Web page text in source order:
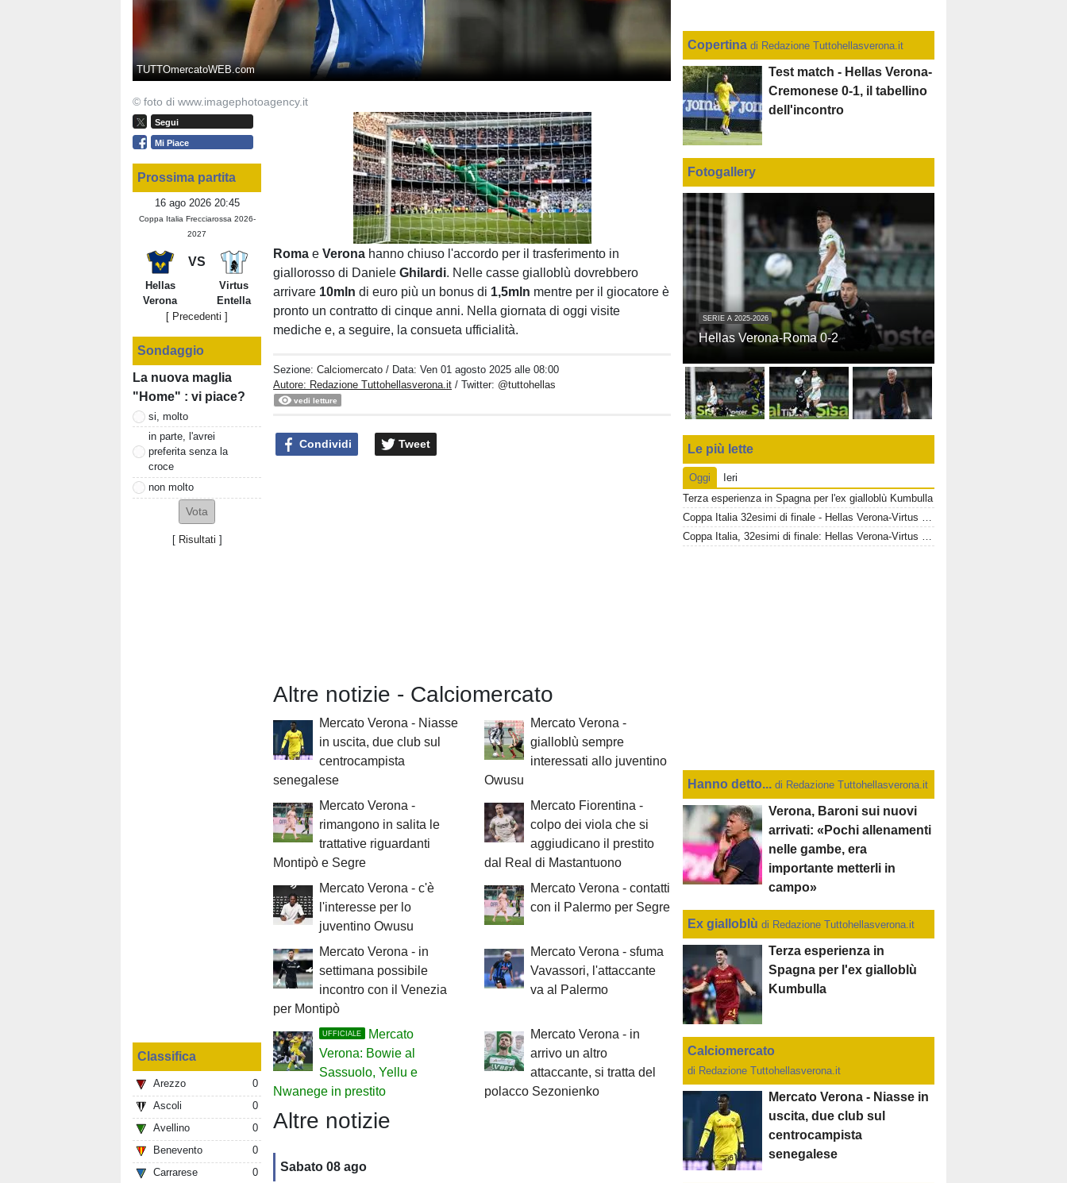
TUTTOmercatoWEB.com
© foto di www.imagephotoagency.it
Segui
Mi Piace
Prossima partita
16 ago 2026 20:45
Coppa Italia Frecciarossa 2026-
2027
VS
Hellas
Verona
Virtus
Entella
[ Precedenti ]
Sondaggio
La nuova maglia
"Home" : vi piace?
si, molto
in parte, l'avrei
preferita senza la
croce
non molto
[ Risultati ]
Classifica
Arezzo
0
Ascoli
0
Avellino
0
Benevento
0
Carrarese
0
Unmute
Loaded:
100.00%
RomaeVerona hanno chiuso l'accordo per il trasferimento in
giallorosso di DanieleGhilardi. Nelle casse gialloblù dovrebbero
arrivare 10mlndi euro più un bonus di 1,5mln mentre per il giocatore è
pronto un contratto di cinque anni. Nella giornata di oggi visite
mediche e, a seguire, la consueta ufficialità.
Sezione:Calciomercato / Data:Ven 01 agosto 2025 alle 08:00
Autore: Redazione Tuttohellasverona.it / Twitter: @tuttohellas
vedi letture
Condividi Tweet
Altre notizie - Calciomercato
Mercato Verona - Niasse
in uscita, due club sul
centrocampista
senegalese
Mercato Verona -
gialloblù sempre
interessati allo juventino
Owusu
Mercato Verona -
rimangono in salita le
trattative riguardanti
Montipò e Segre
Mercato Fiorentina -
colpo dei viola che si
aggiudicano il prestito
dal Real di Mastantuono
Mercato Verona - c'è
l'interesse per lo
juventino Owusu
Mercato Verona - contatti
con il Palermo per Segre
Mercato Verona - in
settimana possibile
incontro con il Venezia
per Montipò
Mercato Verona - sfuma
Vavassori, l'attaccante
va al Palermo
UFFICIALE
Mercato
Verona: Bowie al
Sassuolo, Yellu e
Nwanege in prestito
Mercato Verona - in
arrivo un altro
attaccante, si tratta del
polacco Sezonienko
Altre notizie
Sabato 08 ago
Copertina di Redazione Tuttohellasverona.it
Test match - Hellas Verona-
Cremonese 0-1, il tabellino
dell'incontro
Fotogallery
SERIE A 2025-2026
Hellas Verona-Roma 0-2
Le più lette
Oggi
Ieri
Terza esperienza in Spagna per l'ex gialloblù Kumbulla
Coppa Italia 32esimi di finale - Hellas Verona-Virtus Entella, informazioni biglietti settore OSPITI
Coppa Italia, 32esimi di finale: Hellas Verona-Virtus Entella, informazioni sui biglietti
Hanno detto... di Redazione Tuttohellasverona.it
Verona, Baroni sui nuovi
arrivati: «Pochi allenamenti
nelle gambe, era
importante metterli in
campo»
Ex gialloblùdi Redazione Tuttohellasverona.it
Terza esperienza in
Spagna per l'ex gialloblù
Kumbulla
Calciomercato
di Redazione Tuttohellasverona.it
Mercato Verona - Niasse in
uscita, due club sul
centrocampista
senegalese